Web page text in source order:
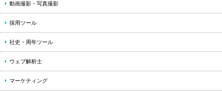
動画撮影・写真撮影
採用ツール
社史・周年ツール
ウェブ解析士
マーケティング